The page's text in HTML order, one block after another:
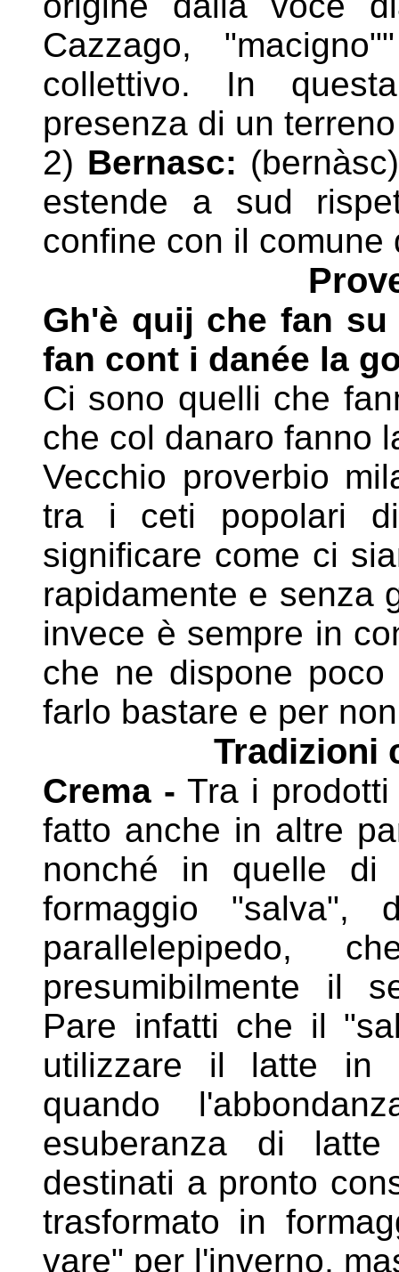
Cazzago,
collettivo. In
presenza di un
2) Bernasc:
estende a sud
confine con il comune
Gh'è quij che fan
fan cont i danée la
Ci sono quelli che
che col danaro fanno
Vecchio proverbio
tra i ceti popolari
significare come ci
rapidamente e senza
invece è sempre in
che ne dispone
farlo bastare e per
Tradizioni
Crema -Tra i
fatto anche in altre
nonché in quelle
formaggio "salva",
parallelepipedo,
presumibilmente il
Pare infatti che il
utilizzare il latte in
quando
esuberanza di
destinati a pronto
trasformato in
vare" per l'inverno,